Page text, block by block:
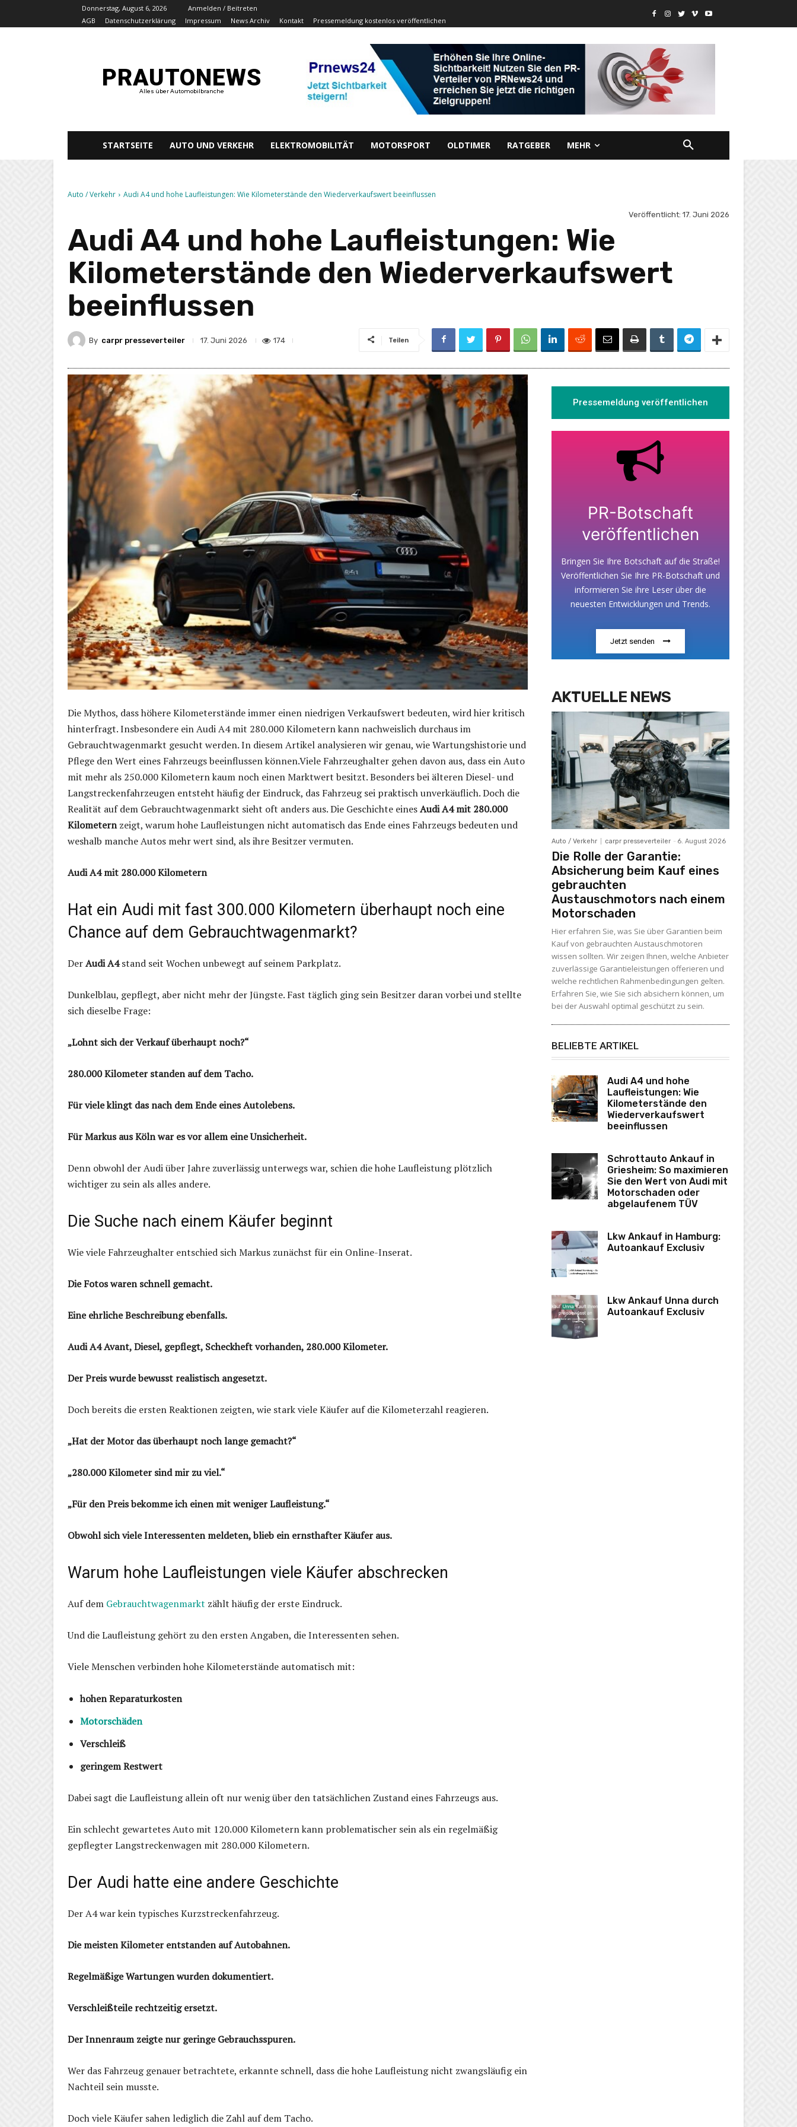
Donnerstag, August 6, 2026
Anmelden / Beitreten
AGB
Datenschutzerklärung Impressum News Archiv Kontakt Pressemeldung kostenlos veröffentlichen
PRAUTONEWS
Alles über Automobilbranche
STARTSEITE AUTO UND VERKEHR ELEKTROMOBILITÄT MOTORSPORT OLDTIMER RATGEBER MEHR
Auto / Verkehr Audi A4 und hohe Laufleistungen: Wie Kilometerstände den Wiederverkaufswert beeinflussen
Veröffentlicht: 17. Juni 2026
Audi A4 und hohe Laufleistungen: Wie
Kilometerstände den Wiederverkaufswert
beeinflussen
By carpr presseverteiler 17. Juni 2026 174 Teilen
Die Mythos, dass höhere Kilometerstände immer einen niedrigen Verkaufswert bedeuten, wird hier kritisch
hinterfragt. Insbesondere ein Audi A4 mit 280.000 Kilometern kann nachweislich durchaus im
Gebrauchtwagenmarkt gesucht werden. In diesem Artikel analysieren wir genau, wie Wartungshistorie und
Pflege den Wert eines Fahrzeugs beeinflussen können.Viele Fahrzeughalter gehen davon aus, dass ein Auto
mit mehr als 250.000 Kilometern kaum noch einen Marktwert besitzt. Besonders bei älteren Diesel- und
Langstreckenfahrzeugen entsteht häufig der Eindruck, das Fahrzeug sei praktisch unverkäuflich. Doch die
Realität auf dem Gebrauchtwagenmarkt sieht oft anders aus. Die Geschichte einesAudi A4 mit 280.000
Kilometernzeigt, warum hohe Laufleistungen nicht automatisch das Ende eines Fahrzeugs bedeuten und
weshalb manche Autos mehr wert sind, als ihre Besitzer vermuten.
Audi A4 mit 280.000 Kilometern
Hat ein Audi mit fast 300.000 Kilometern überhaupt noch eine
Chance auf dem Gebrauchtwagenmarkt?
DerAudi A4stand seit Wochen unbewegt auf seinem Parkplatz.
Dunkelblau, gepflegt, aber nicht mehr der Jüngste. Fast täglich ging sein Besitzer daran vorbei und stellte
sich dieselbe Frage:
„Lohnt sich der Verkauf überhaupt noch?“
280.000 Kilometer standen auf dem Tacho.
Für viele klingt das nach dem Ende eines Autolebens.
Für Markus aus Köln war es vor allem eine Unsicherheit.
Denn obwohl der Audi über Jahre zuverlässig unterwegs war, schien die hohe Laufleistung plötzlich
wichtiger zu sein als alles andere.
Die Suche nach einem Käufer beginnt
Wie viele Fahrzeughalter entschied sich Markus zunächst für ein Online-Inserat.
Die Fotos waren schnell gemacht.
Eine ehrliche Beschreibung ebenfalls.
Audi A4 Avant, Diesel, gepflegt, Scheckheft vorhanden, 280.000 Kilometer.
Der Preis wurde bewusst realistisch angesetzt.
Doch bereits die ersten Reaktionen zeigten, wie stark viele Käufer auf die Kilometerzahl reagieren.
„Hat der Motor das überhaupt noch lange gemacht?“
„280.000 Kilometer sind mir zu viel.“
„Für den Preis bekomme ich einen mit weniger Laufleistung.“
Obwohl sich viele Interessenten meldeten, blieb ein ernsthafter Käufer aus.
Warum hohe Laufleistungen viele Käufer abschrecken
Auf dem Gebrauchtwagenmarkt zählt häufig der erste Eindruck.
Und die Laufleistung gehört zu den ersten Angaben, die Interessenten sehen.
Viele Menschen verbinden hohe Kilometerstände automatisch mit:
hohen Reparaturkosten
Motorschäden
Verschleiß
geringem Restwert
Dabei sagt die Laufleistung allein oft nur wenig über den tatsächlichen Zustand eines Fahrzeugs aus.
Ein schlecht gewartetes Auto mit 120.000 Kilometern kann problematischer sein als ein regelmäßig
gepflegter Langstreckenwagen mit 280.000 Kilometern.
Der Audi hatte eine andere Geschichte
Der A4 war kein typisches Kurzstreckenfahrzeug.
Die meisten Kilometer entstanden auf Autobahnen.
Regelmäßige Wartungen wurden dokumentiert.
Verschleißteile rechtzeitig ersetzt.
Der Innenraum zeigte nur geringe Gebrauchsspuren.
Wer das Fahrzeug genauer betrachtete, erkannte schnell, dass die hohe Laufleistung nicht zwangsläufig ein
Nachteil sein musste.
Doch viele Käufer sahen lediglich die Zahl auf dem Tacho.
Pressemeldung veröffentlichen
PR-Botschaft
veröffentlichen
Bringen Sie Ihre Botschaft auf die Straße!
Veröffentlichen Sie Ihre PR-Botschaft und
informieren Sie ihre Leser über die
neuesten Entwicklungen und Trends.
Jetzt senden
AKTUELLE NEWS
Auto / Verkehr carpr presseverteiler - 6. August 2026
Die Rolle der Garantie:
Absicherung beim Kauf eines
gebrauchten
Austauschmotors nach einem
Motorschaden
Hier erfahren Sie, was Sie über Garantien beim
Kauf von gebrauchten Austauschmotoren
wissen sollten. Wir zeigen Ihnen, welche Anbieter
zuverlässige Garantieleistungen offerieren und
welche rechtlichen Rahmenbedingungen gelten.
Erfahren Sie, wie Sie sich absichern können, um
bei der Auswahl optimal geschützt zu sein.
BELIEBTE ARTIKEL
Audi A4 und hohe
Laufleistungen: Wie
Kilometerstände den
Wiederverkaufswert
beeinflussen
Schrottauto Ankauf in
Griesheim: So maximieren
Sie den Wert von Audi mit
Motorschaden oder
abgelaufenem TÜV
Lkw Ankauf in Hamburg:
Autoankauf Exclusiv
Lkw Ankauf Unna durch
Autoankauf Exclusiv